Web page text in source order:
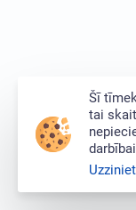
Šī
tai